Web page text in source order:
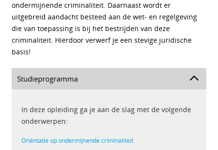
ondermijnende criminaliteit. Daarnaast wordt er
uitgebreid aandacht besteed aan de wet- en regelgeving
die van toepassing is bij het bestrijden van deze
criminaliteit. Hierdoor verwerf je een stevige juridische
basis!
Studieprogramma
In deze opleiding ga je aan de slag met de volgende
onderwerpen:
Oriëntatie op ondermijnende criminaliteit